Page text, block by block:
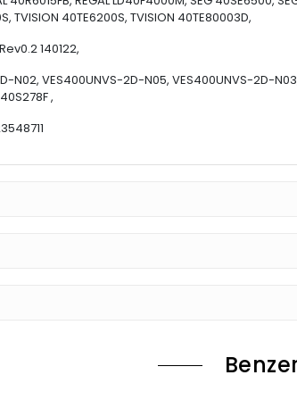
TVISION 40TE6200S, TVISION 40TE80003D,
140122,
N02, VES400UNVS-2D-N05, VES400UNVS-2D-
,